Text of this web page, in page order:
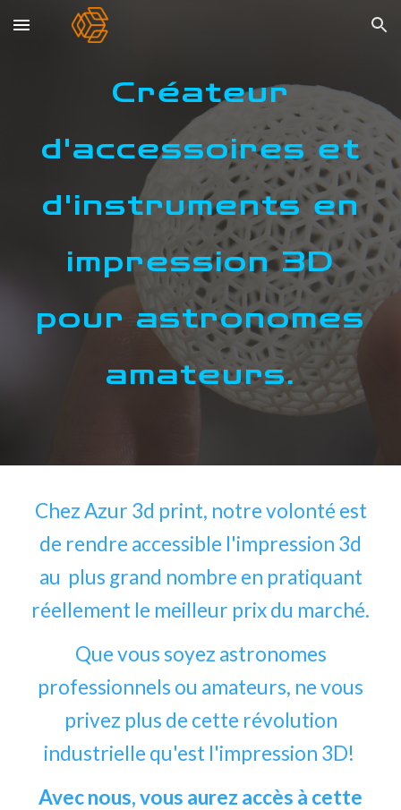
Skip to main content Skip to navigation
Créateur
d'accessoires et
d'instruments en
impression 3D
pour astronomes
amateurs.
Chez Azur 3d print, notre volonté est
de rendre accessible l'impression 3d
au plus grand nombre en pratiquant
réellement le meilleur prix du marché.
Que vous soyez astronomes
professionnels ou amateurs, ne vous
privez plus de cette révolution
industrielle qu'est l'impression 3D!
Avec nous, vous aurez accès à cette